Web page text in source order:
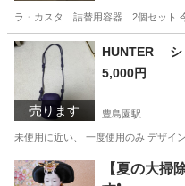
ラ・カスタ 詰替用容器 2個セット
東京 練馬区
売ります
5,000円
豊島園駅
未使用に近い、 一度使用のみ デザ
東京 練馬区 豊島園駅 バ
【夏の大掃